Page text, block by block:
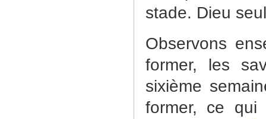
stade. Dieu
Observons
former, les
sixième
former, ce